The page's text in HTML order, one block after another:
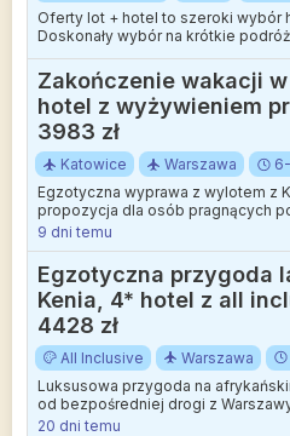
Oferty lot + hotel to szeroki wybór
Doskonały wybór na krótkie
Zakończenie wakacji
hotel z wyżywieniem
3983 zł
Katowice Warszawa
Egzotyczna wyprawa z wylotem z
propozycja dla osób pragnących
plaży z afrykańską przygodą.
9 dni temu
Egzotyczna przygoda
Kenia, 4* hotel z all
4428 zł
All Inclusive Warszawa
Luksusowa przygoda na
od bezpośredniej drogi z
20 dni temu